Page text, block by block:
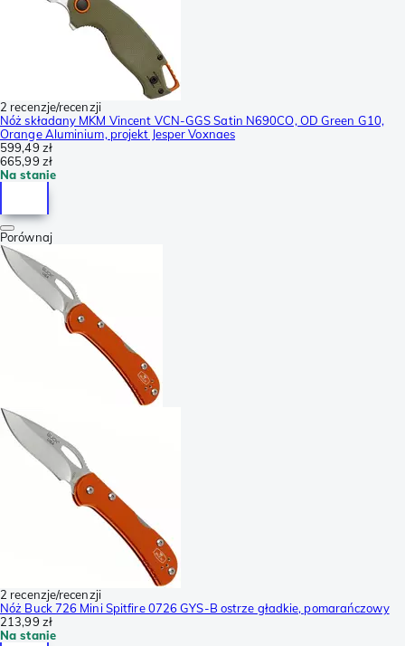
2 recenzje/recenzji
Nóż składany MKM Vincent VCN-GGS Satin N690CO, OD Green G10,
Orange Aluminium, projekt Jesper Voxnaes
599,49 zł
665,99 zł
Na stanie
Porównaj
2 recenzje/recenzji
Nóż Buck 726 Mini Spitfire 0726 GYS-B ostrze gładkie, pomarańczowy
213,99 zł
Na stanie